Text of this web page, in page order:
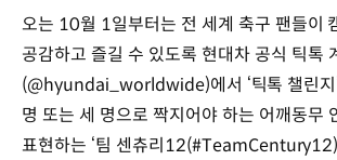
오는 10월 1일부터는 전 세계 축구 팬들이
공감하고 즐길 수 있도록 현대차 공식 틱톡
(@hyundai_worldwide)에서 ‘틱톡 챌린지
명 또는 세 명으로 짝지어야 하는 어깨동무
표현하는 ‘팀 센츄리